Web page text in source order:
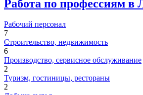
Работа по профессиям в
Рабочий персонал
7
Строительство, недвижимость
6
Производство, сервисное обслуживание
2
Туризм, гостиницы, рестораны
2